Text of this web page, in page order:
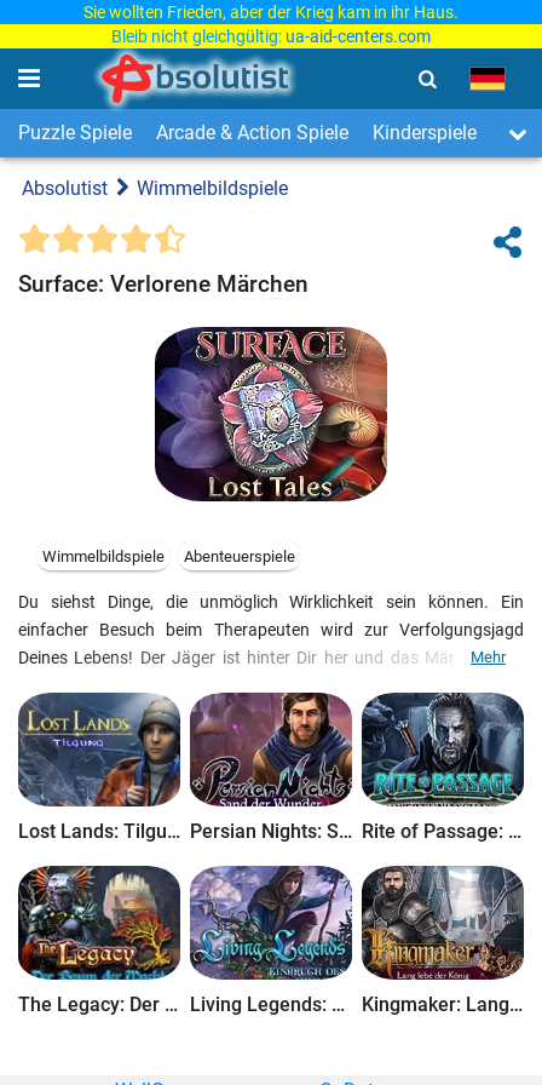
Sie wollten Frieden, aber der Krieg kam in ihr Haus.
Bleib nicht gleichgültig: ua-aid-centers.com
Puzzle Spiele Arcade & Action Spiele Kinderspiele 3-
Absolutist Wimmelbildspiele
Surface: Verlorene Märchen
Wimmelbildspiele Abenteuerspiele
Du siehst Dinge, die unmöglich Wirklichkeit sein können. Ein
einfacher Besuch beim Therapeuten wird zur Verfolgungsjagd
Deines Lebens! Der Jäger ist hinter Dir her und das Märchenland
Du das Königreich retten, bevor es zu spät ist? Finde es in diesem
atemberaubenden Wimmelbildabenteuer heraus!
Dies ist eine exklusive Sammleredition voller Extras, die nicht in der
Standardedition enthalten sind.
Mehr
Lost Lands: Tilgung Persian Nights: Sand der Wunder Rite of Passage: Schwert und Schatten
The Legacy: Der Baum der Macht Living Legends: Einbruch des Himmels Kingmaker: Lang lebe der König